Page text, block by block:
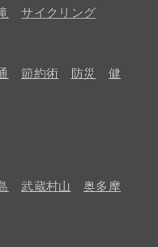
サイクリング
節約術 防災
健
武蔵村山
奥多摩